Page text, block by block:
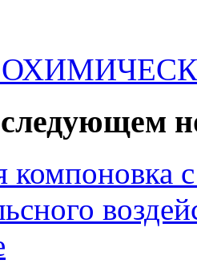
компоновка